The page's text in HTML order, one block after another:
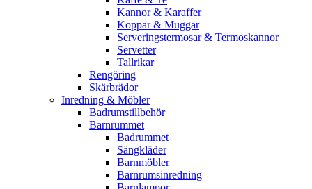
Kannor & Karaffer
Koppar & Muggar
Serveringstermosar & Termoskannor
Servetter
Tallrikar
Rengöring
Skärbrädor
Inredning & Möbler
Badrumstillbehör
Barnrummet
Badrummet
Sängkläder
Barnmöbler
Barnrumsinredning